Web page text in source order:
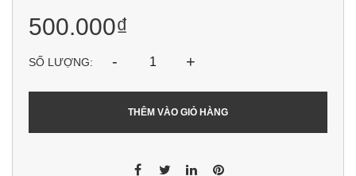
500.000₫
SỐ LƯỢNG: - +
THÊM VÀO GIỎ HÀNG